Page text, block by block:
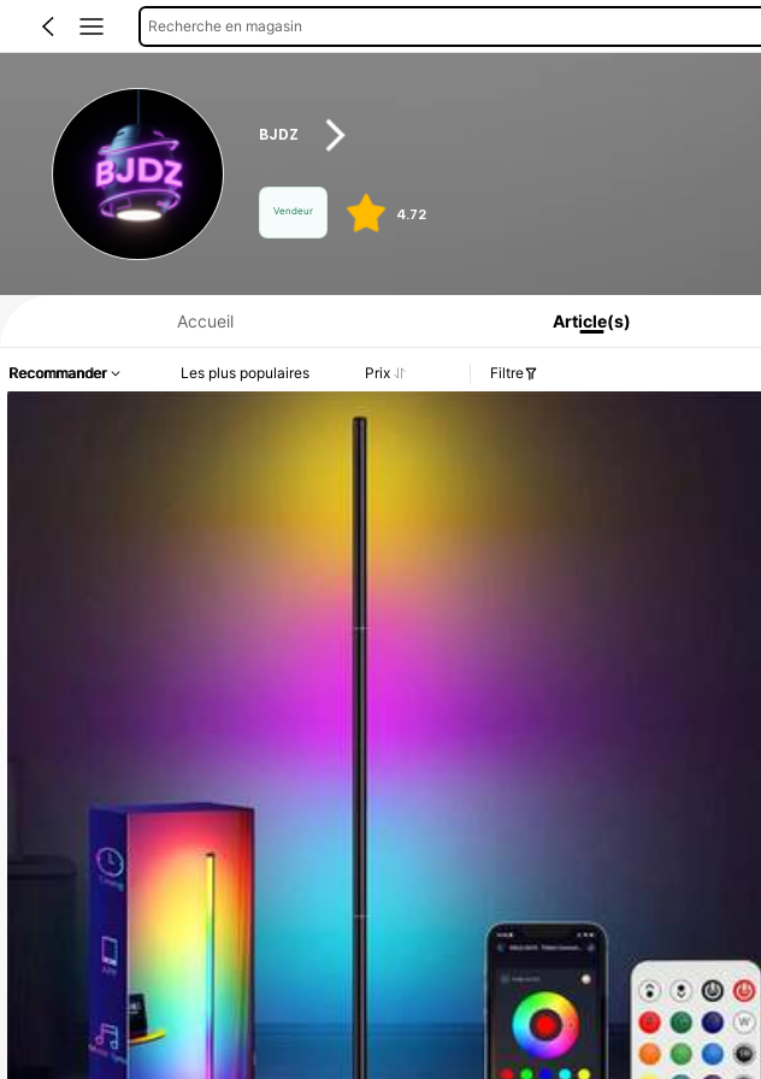
Recherche en magasin
BJDZ
Vendeur 4.72
Informations produit : Divulgation des prix, détails sur les ventes et le stock.
Accueil Article(s)
Recommander Les plus populaires Prix Filtre